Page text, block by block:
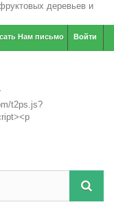
Войти
Нам письмо